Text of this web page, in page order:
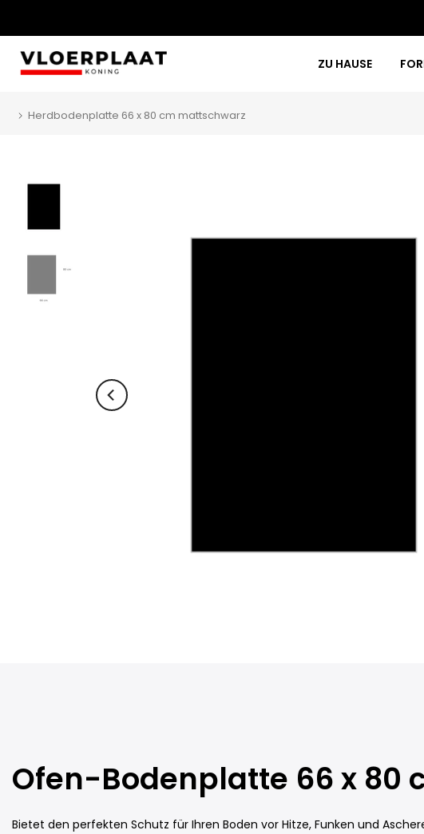
ZU HAUSE
Herdbodenplatte 66 x 80 cm mattschwarz
Ofen-Bodenplatte 66 x 80
Bietet den perfekten Schutz für Ihren Boden vor Hitze, Funken und